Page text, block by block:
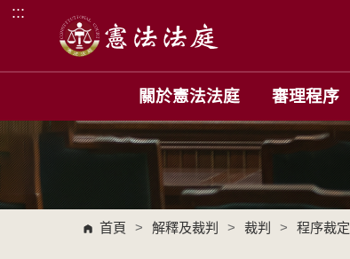
跳到主要內容區塊
:::
關於憲法法庭 審理程序
首頁 > 解釋及裁判 > 裁判 > 程序裁定